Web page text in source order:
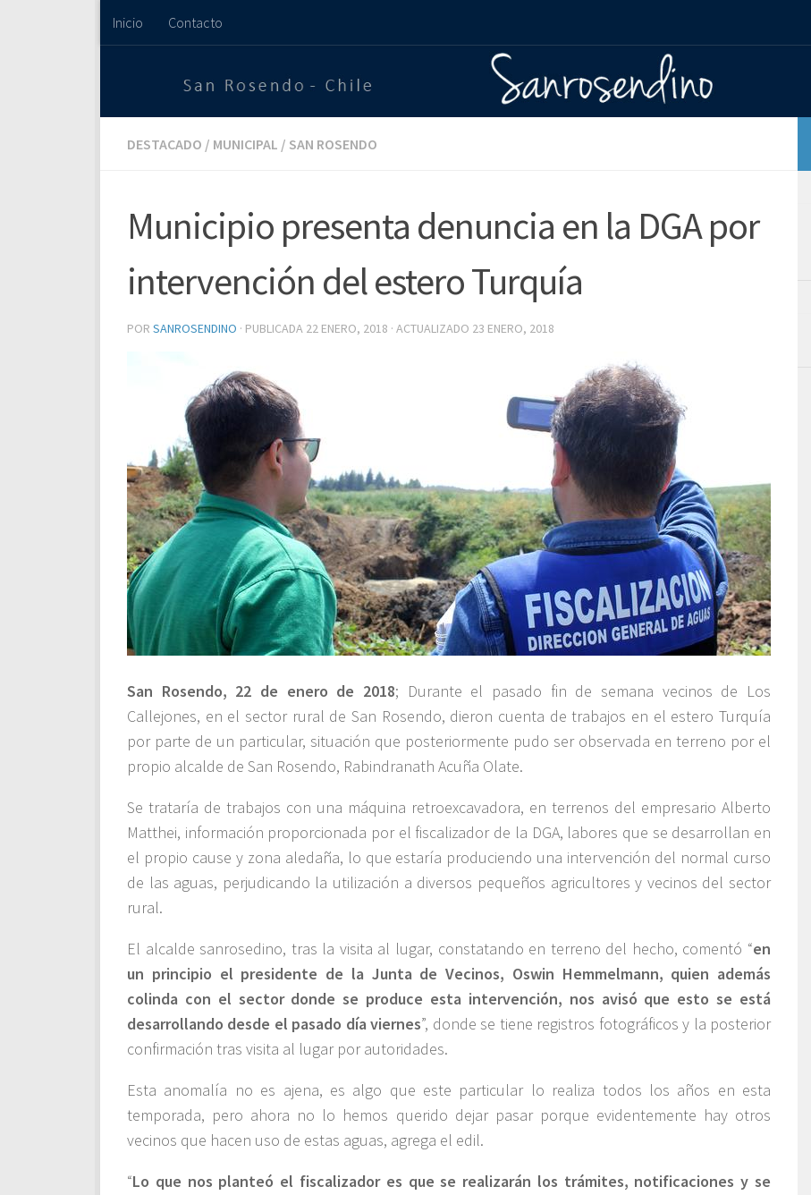
Saltar al contenido
Inicio Contacto
DESTACADO / MUNICIPAL / SAN ROSENDO
Municipio presenta denuncia en la DGA por
intervención del estero Turquía
POR SANROSENDINO · PUBLICADA 22 ENERO, 2018 · ACTUALIZADO 23 ENERO, 2018
San Rosendo, 22 de enero de 2018; Durante el pasado fin de semana vecinos de Los
Callejones, en el sector rural de San Rosendo, dieron cuenta de trabajos en el estero Turquía
por parte de un particular, situación que posteriormente pudo ser observada en terreno por el
propio alcalde de San Rosendo, Rabindranath Acuña Olate.
Se trataría de trabajos con una máquina retroexcavadora, en terrenos del empresario Alberto
Matthei, información proporcionada por el fiscalizador de la DGA, labores que se desarrollan en
el propio cause y zona aledaña, lo que estaría produciendo una intervención del normal curso
de las aguas, perjudicando la utilización a diversos pequeños agricultores y vecinos del sector
rural.
El alcalde sanrosedino, tras la visita al lugar, constatando en terreno del hecho, comentó “en
un principio el presidente de la Junta de Vecinos, Oswin Hemmelmann, quien además
colinda con el sector donde se produce esta intervención, nos avisó que esto se está
desarrollando desde el pasado día viernes”, donde se tiene registros fotográficos y la posterior
confirmación tras visita al lugar por autoridades.
Esta anomalía no es ajena, es algo que este particular lo realiza todos los años en esta
temporada, pero ahora no lo hemos querido dejar pasar porque evidentemente hay otros
vecinos que hacen uso de estas aguas, agrega el edil.
“Lo que nos planteó el fiscalizador es que se realizarán los trámites, notificaciones y se